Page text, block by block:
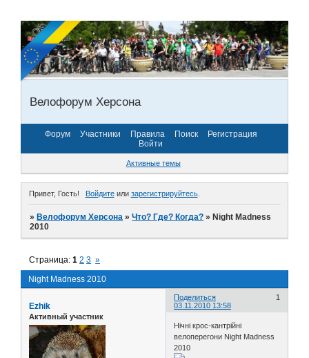
Велофорум Херсона
Форум Участники Правила Поиск
Регистрация
Войти
Активные темы
Привет, Гость! Войдитеили зарегистрируйтесь.
»Велофорум Херсона »Что? Где? Когда? »Night Madness
2010
Night Madness 2010
Страница:1 2 3 »
Поделиться
1
03.11.2010 13:58
Ezhik
Активный участник
Нічні крос-кантрійні
велоперегони Night Madness
2010